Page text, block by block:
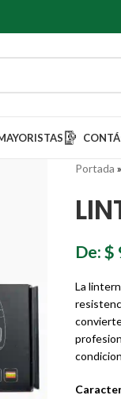
Portada »
De:$
La